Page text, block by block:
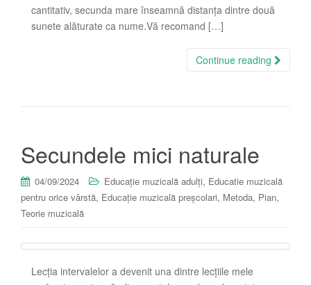
cantitativ, secunda mare înseamnă distanța dintre două
sunete alăturate ca nume.Vă recomand […]
Continue reading
Secundele mici naturale
04/09/2024 Educație muzicală adulți, Educatie muzicală
pentru orice vârstă, Educație muzicală preșcolari, Metoda, Pian,
Teorie muzicală
Lecția intervalelor a devenit una dintre lecțiile mele